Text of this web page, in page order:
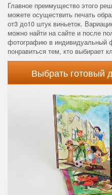
Главное преимущество этого
можете осуществить печать
от3 до10 штук виньеток.
можно найти на сайте и после
фотографию в индивидуальный
понравиться тем, кто выбирает
Выбрать готовый